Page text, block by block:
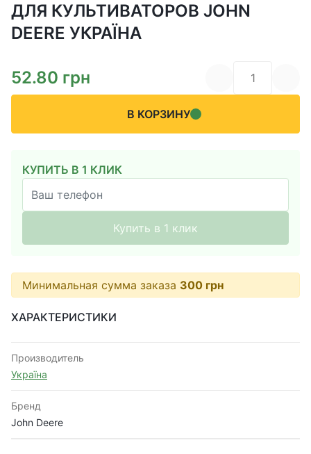
ДЛЯ КУЛЬТИВАТОРОВ JOHN
DEERE УКРАЇНА
52.80 грн
В КОРЗИНУ
КУПИТЬ В 1 КЛИК
Купить в 1 клик
Минимальная сумма заказа 300 грн
ХАРАКТЕРИСТИКИ
Производитель
Україна
Бренд
John Deere